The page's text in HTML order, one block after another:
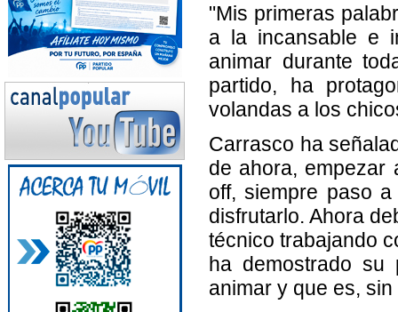
"Mis primeras
a la incansable e
animar durante
partido, ha
volandas a los
Carrasco ha
de ahora, empezar
off, siempre paso
disfrutarlo. Ahora
técnico trabajando
ha demostrado
animar y que es,